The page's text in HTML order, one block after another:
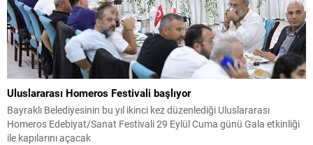
Uluslararası Homeros Festivali başlıyor
Bayraklı Belediyesinin bu yıl ikinci kez düzenlediği Uluslararası
Homeros Edebiyat/Sanat Festivali 29 Eylül Cuma günü Gala etkinliği
ile kapılarını açacak